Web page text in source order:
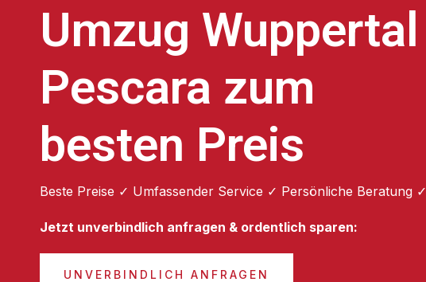
Umzug Wuppertal
Pescara zum
besten Preis
Beste Preise ✓ Umfassender Service ✓ Persönliche Beratung ✓
Jetzt unverbindlich anfragen & ordentlich sparen:
UNVERBINDLICH ANFRAGEN